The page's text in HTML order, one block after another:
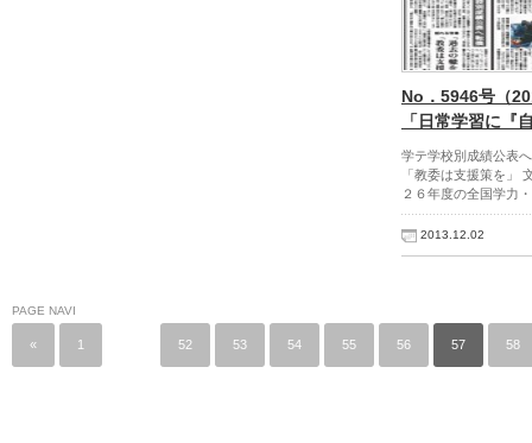
No．5946号（
「日常学習に『
学テ学校別成績公表
「教委は支援策を
２６年度の全国学力
2013.12.02
PAGE NAVI
« 1 52 53 54 55 56 57 58